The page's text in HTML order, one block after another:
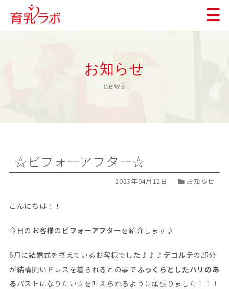
お知らせ
news
☆ビフォーアフター☆
お知らせ
2023年04月12日
こんにちは！！
今日のお客様の ビフォーアフターを紹介します♪
6月に結婚式を控えているお客様でした♪♪♪ デコルテの部分
が結構開いドレスを着られるとの事でふっくらとしたハリのあ
るバストになりたい☆を叶えられるように頑張りました！！！